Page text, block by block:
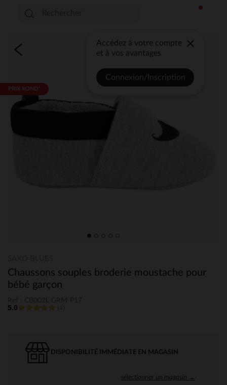
Accédez à votre compte
et à vos avantages
Connexion/Inscription
PRIX ROND*
Chaussons souples broderie moustache pour
bébé garçon
5.0
DISPONIBILITÉ IMMÉDIATE EN MAGASIN
sélectionner un magasin →